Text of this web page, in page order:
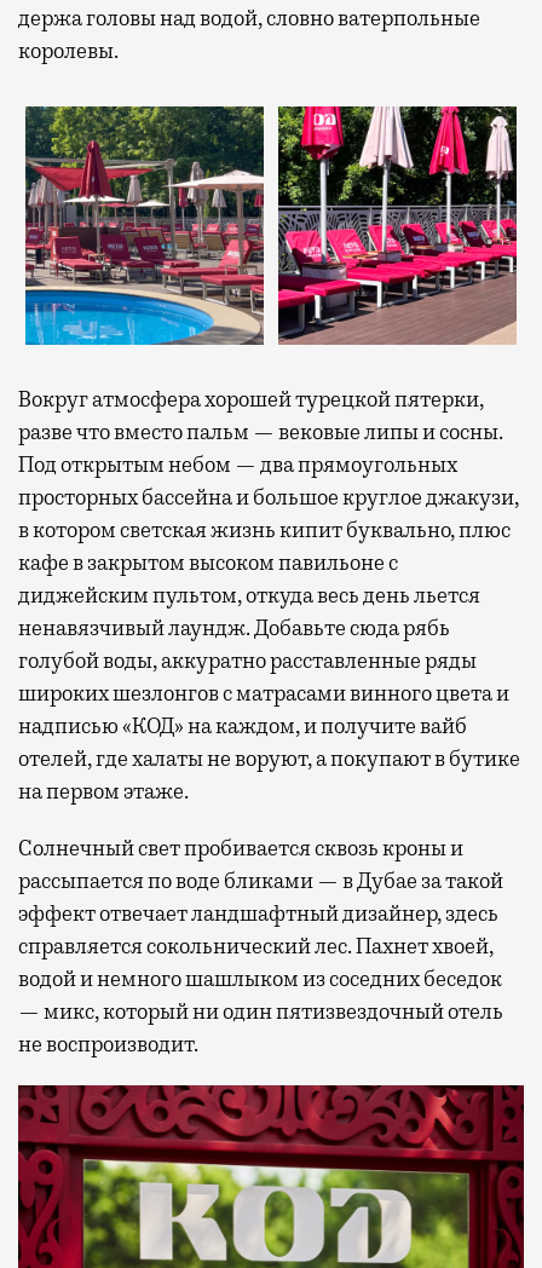
держа головы над водой, словно ватерпольные
королевы.
Вокруг атмосфера хорошей турецкой пятерки,
разве что вместо пальм — вековые липы и сосны.
Под открытым небом — два прямоугольных
просторных бассейна и большое круглое джакузи,
в котором светская жизнь кипит буквально, плюс
кафе в закрытом высоком павильоне с
диджейским пультом, откуда весь день льется
ненавязчивый лаундж. Добавьте сюда рябь
голубой воды, аккуратно расставленные ряды
широких шезлонгов с матрасами винного цвета и
надписью «КОД» на каждом, и получите вайб
отелей, где халаты не воруют, а покупают в бутике
на первом этаже.
Солнечный свет пробивается сквозь кроны и
рассыпается по воде бликами — в Дубае за такой
эффект отвечает ландшафтный дизайнер, здесь
справляется сокольнический лес. Пахнет хвоей,
водой и немного шашлыком из соседних беседок
— микс, который ни один пятизвездочный отель
не воспроизводит.